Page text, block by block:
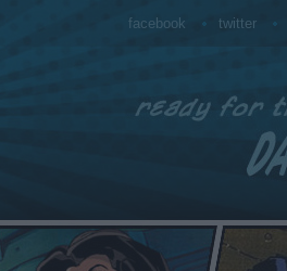
facebook twitter